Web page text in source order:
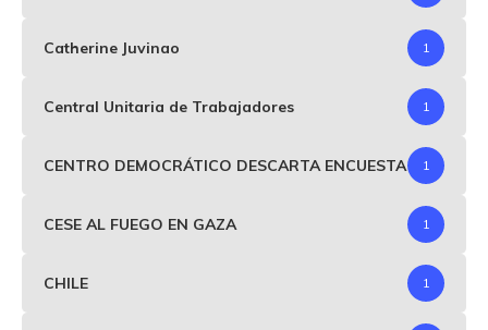
Catherine Juvinao 1
Central Unitaria de Trabajadores 1
CENTRO DEMOCRÁTICO DESCARTA ENCUESTA 1
CESE AL FUEGO EN GAZA 1
CHILE 1